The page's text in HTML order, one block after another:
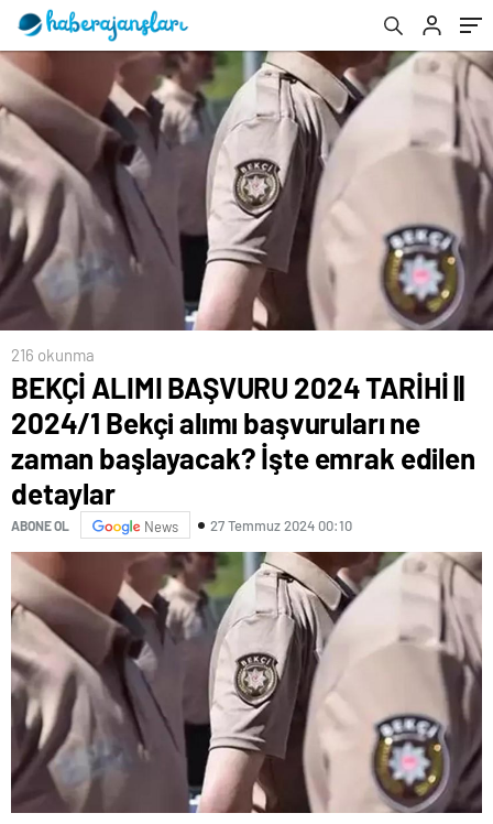
başlayacak? İşte emrak edilen detaylar
216 okunma
BEKÇİ ALIMI BAŞVURU 2024 TARİHİ ||
2024/1 Bekçi alımı başvuruları ne
zaman başlayacak? İşte emrak edilen
detaylar
ABONE OL News 27 Temmuz 2024 00:10
paylaşıldı